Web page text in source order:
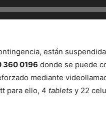
están
360 0196 donde se puede
mediante
para ello, 4 tablets y 22